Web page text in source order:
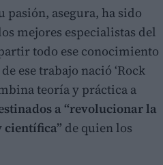
pasión, asegura, ha sido
mejores especialistas del
todo ese conocimiento
ese trabajo nació ‘Rock
teoría y práctica a
a “revolucionar la
de quien los